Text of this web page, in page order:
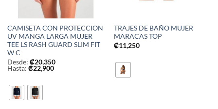
CAMISETA CON PROTECCION
UV MANGA LARGA MUJER
TEE LS RASH GUARD SLIM FIT
W C
Desde: ₡20,350
Hasta: ₡22,900
TRAJES DE BAÑO MUJER
MARACAS TOP
₡11,250